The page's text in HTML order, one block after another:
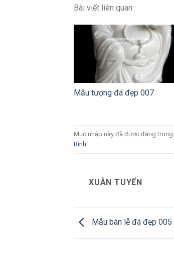
Bài viết liên quan:
Mẫu tượng đá đẹp 007
Mục nhập này đã được đăng trong
Bình
XUÂN TUYỂN
Mẫu bàn lễ đá đẹp 005